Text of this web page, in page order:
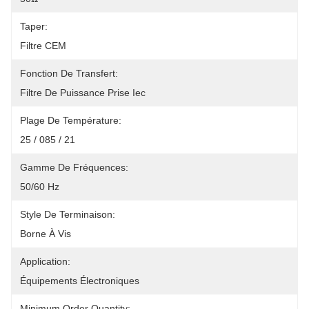
Taper:
Filtre CEM
Fonction De Transfert:
Filtre De Puissance Prise Iec
Plage De Température:
25 / 085 / 21
Gamme De Fréquences:
50/60 Hz
Style De Terminaison:
Borne À Vis
Application:
Équipements Électroniques